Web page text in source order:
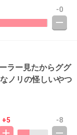
-0
ラー見たからググ
ノリの怪しいやつ
+5 -8